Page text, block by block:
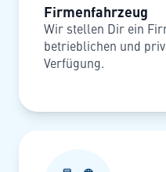
Firmenfahrzeug
Wir stellen Dir ein
betrieblichen und
Verfügung.